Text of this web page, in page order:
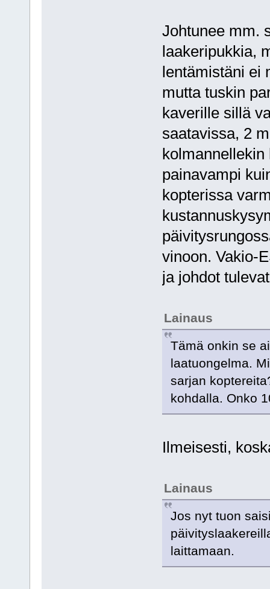
Johtunee mm.
laakeripukkia,
lentämistäni ei
mutta tuskin
kaverille sillä
saatavissa, 2
painavampi
kopterissa
vinoon. Vakio-
ja johdot
Lainaus
Tämä onkin se
laatuongelma.
sarjan
kohdalla. Onko
Ilmeisesti,
Lainaus
Jos nyt tuon
laittamaan.